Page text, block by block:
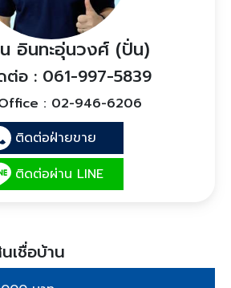
อินทะอุ่นวงศ์ (ปั่น)
ต่อ : 061-997-5839
: 02-946-6206
ติดต่อฝ่ายขาย
ติดต่อผ่าน LINE
เชื่อบ้าน